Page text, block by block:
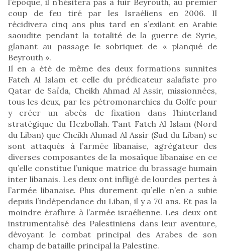
coup de feu tiré par les Israéliens en 2006. Il
récidivera cinq ans plus tard en s’exilant en Arabie
saoudite pendant la totalité de la guerre de Syrie,
glanant au passage le sobriquet de « planqué de
Beyrouth ».
Il en a été de même des deux formations sunnites
Fateh Al Islam et celle du prédicateur salafiste pro
Qatar de Saïda, Cheikh Ahmad Al Assir, missionnées,
tous les deux, par les pétromonarchies du Golfe pour
y créer un abcès de fixation dans l’hinterland
stratégique du Hezbollah. Tant Fateh Al Islam (Nord
du Liban) que Cheikh Ahmad Al Assir (Sud du Liban) se
sont attaqués à l’armée libanaise, agrégateur des
diverses composantes de la mosaïque libanaise en ce
qu’elle constitue l’unique matrice du brassage humain
inter libanais. Les deux ont infligé de lourdes pertes à
l’armée libanaise. Plus durement qu’elle n’en a subie
depuis l’indépendance du Liban, il y a 70 ans. Et pas la
moindre éraflure à l’armée israélienne. Les deux ont
instrumentalisé des Palestiniens dans leur aventure,
dévoyant le combat principal des Arabes de son
champ de bataille principal la Palestine.